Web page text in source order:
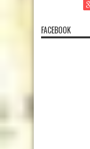
FACEBOOK